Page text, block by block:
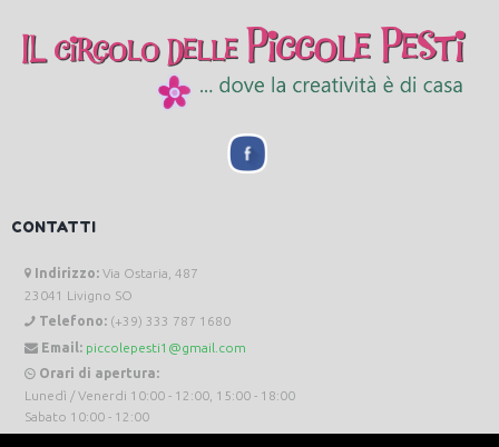
CONTATTI
Indirizzo: Via Ostaria, 487
23041 Livigno SO
Telefono: (+39) 333 787 1680
Email: piccolepesti1@gmail.com
Orari di apertura:
Lunedì / Venerdi 10:00 - 12:00, 15:00 - 18:00
Sabato 10:00 - 12:00